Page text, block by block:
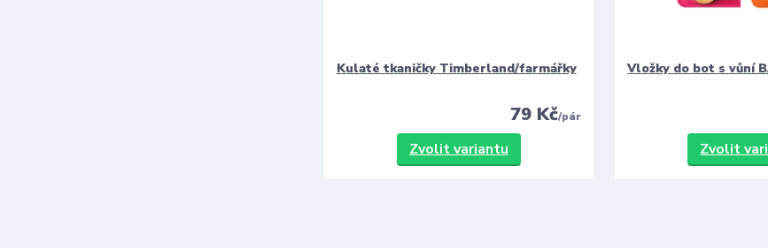
Kulaté tkaničky Timberland/farmářky
79 Kč/pár
Zvolit variantu
Vložky do bot s vůní
Zvolit